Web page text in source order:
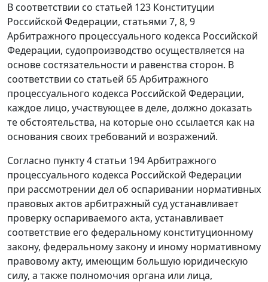
В соответствии со статьей 123 Конституции
Российской Федерации, статьями 7, 8, 9
Арбитражного процессуального кодекса Российской
Федерации, судопроизводство осуществляется на
основе состязательности и равенства сторон. В
соответствии со статьей 65Арбитражного
процессуального кодекса Российской Федерации,
каждое лицо, участвующее в деле, должно доказать
те обстоятельства, на которые оно ссылается как на
основания своих требований и возражений.
Согласно пункту 4 статьи 194Арбитражного
процессуального кодекса Российской Федерации
при рассмотрении дел об оспаривании нормативных
правовых актов арбитражный суд устанавливает
проверку оспариваемого акта, устанавливает
соответствие его федеральному конституционному
закону, федеральному закону и иному нормативному
правовому акту, имеющим большую юридическую
силу, а также полномочия органа или лица,